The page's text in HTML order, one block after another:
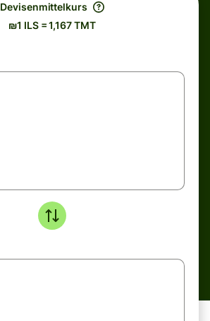
Devisenmittelkurs
₪1 ILS = 1,167 TMT